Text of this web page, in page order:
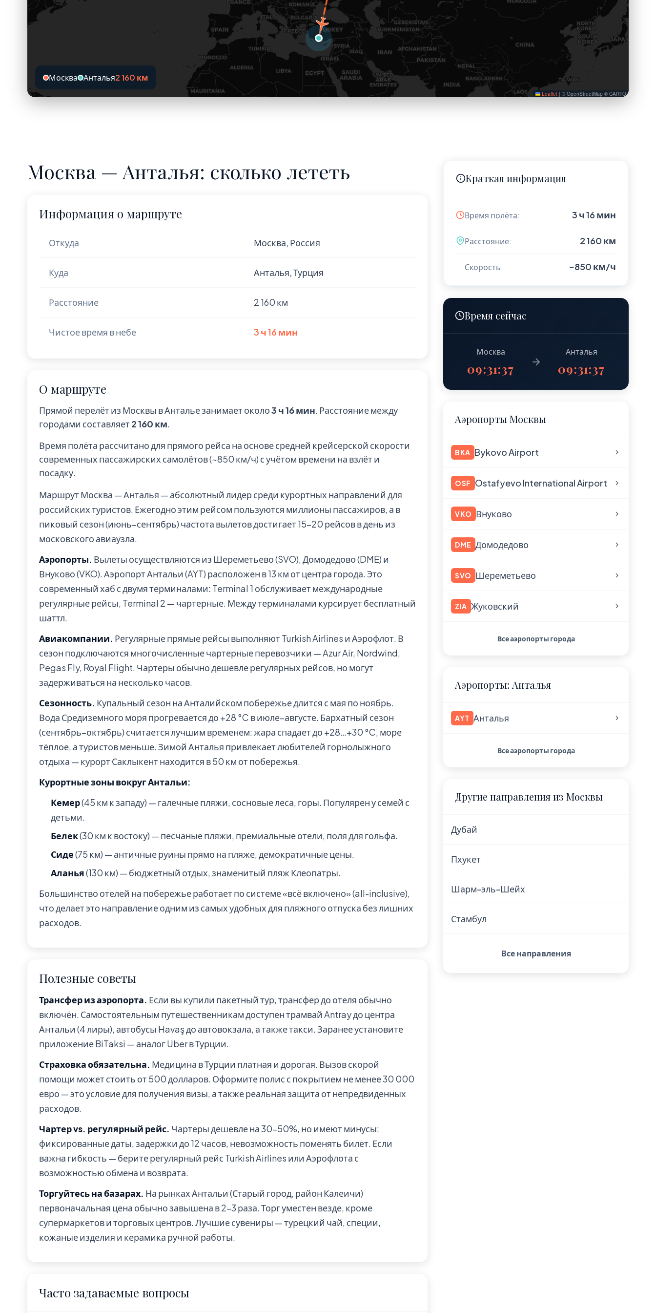
Leaflet | © OpenStreetMap © CARTO
Москва Анталья2 160 км
Москва — Анталья: сколько лететь
Информация о маршруте
Откуда Москва, Россия
Куда Анталья, Турция
Расстояние 2 160 км
Чистое время в небе 3 ч 16 мин
О маршруте
Прямой перелёт из Москвы в Анталье занимает около3 ч 16 мин. Расстояние между
городами составляет2 160 км.
Время полёта рассчитано для прямого рейса на основе средней крейсерской скорости
современных пассажирских самолётов (~850 км/ч) с учётом времени на взлёт и
посадку.
Маршрут Москва — Анталья — абсолютный лидер среди курортных направлений для
российских туристов. Ежегодно этим рейсом пользуются миллионы пассажиров, а в
пиковый сезон (июнь–сентябрь) частота вылетов достигает 15–20 рейсов в день из
московского авиаузла.
Аэропорты. Вылеты осуществляются из Шереметьево (SVO), Домодедово (DME) и
Внуково (VKO). Аэропорт Антальи (AYT) расположен в 13 км от центра города. Это
современный хаб с двумя терминалами: Terminal 1 обслуживает международные
регулярные рейсы, Terminal 2 — чартерные. Между терминалами курсирует бесплатный
шаттл.
Авиакомпании. Регулярные прямые рейсы выполняют Turkish Airlines и Аэрофлот. В
сезон подключаются многочисленные чартерные перевозчики — Azur Air, Nordwind,
Pegas Fly, Royal Flight. Чартеры обычно дешевле регулярных рейсов, но могут
задерживаться на несколько часов.
Сезонность. Купальный сезон на Анталийском побережье длится с мая по ноябрь.
Вода Средиземного моря прогревается до +28 °C в июле–августе. Бархатный сезон
(сентябрь–октябрь) считается лучшим временем: жара спадает до +28…+30 °C, море
тёплое, а туристов меньше. Зимой Анталья привлекает любителей горнолыжного
отдыха — курорт Саклыкент находится в 50 км от побережья.
Курортные зоны вокруг Антальи:
Кемер(45 км к западу) — галечные пляжи, сосновые леса, горы. Популярен у семей с
детьми.
Белек(30 км к востоку) — песчаные пляжи, премиальные отели, поля для гольфа.
Сиде(75 км) — античные руины прямо на пляже, демократичные цены.
Аланья(130 км) — бюджетный отдых, знаменитый пляж Клеопатры.
Большинство отелей на побережье работает по системе «всё включено» (all-inclusive),
что делает это направление одним из самых удобных для пляжного отпуска без лишних
расходов.
Полезные советы
Трансфер из аэропорта. Если вы купили пакетный тур, трансфер до отеля обычно
включён. Самостоятельным путешественникам доступен трамвай Antray до центра
Антальи (4 лиры), автобусы Havaş до автовокзала, а также такси. Заранее установите
приложение BiTaksi — аналог Uber в Турции.
Страховка обязательна. Медицина в Турции платная и дорогая. Вызов скорой
помощи может стоить от 500 долларов. Оформите полис с покрытием не менее 30 000
евро — это условие для получения визы, а также реальная защита от непредвиденных
расходов.
Чартер vs. регулярный рейс. Чартеры дешевле на 30–50%, но имеют минусы:
фиксированные даты, задержки до 12 часов, невозможность поменять билет. Если
важна гибкость — берите регулярный рейс Turkish Airlines или Аэрофлота с
возможностью обмена и возврата.
Торгуйтесь на базарах. На рынках Антальи (Старый город, район Калеичи)
первоначальная цена обычно завышена в 2–3 раза. Торг уместен везде, кроме
супермаркетов и торговых центров. Лучшие сувениры — турецкий чай, специи,
кожаные изделия и керамика ручной работы.
Часто задаваемые вопросы
Краткая информация
Время полёта: 3 ч 16 мин
Расстояние: 2 160 км
Скорость: ~850 км/ч
Время сейчас
Москва
09:31:39
Анталья
09:31:39
Аэропорты Москвы
BKA Bykovo Airport
OSF Ostafyevo International Airport
VKO Внуково
DME Домодедово
SVO Шереметьево
ZIA Жуковский
Все аэропорты города
Аэропорты: Анталья
AYT Анталья
Все аэропорты города
Другие направления из Москвы
Дубай
Пхукет
Шарм-эль-Шейх
Стамбул
Все направления